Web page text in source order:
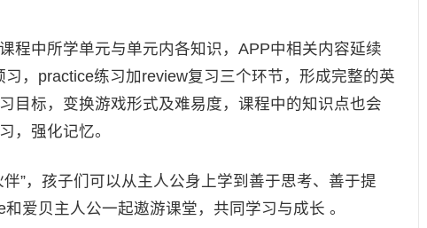
中所学单元与单元内各知识，APP中相关内容延续
，practice练习加review复习三个环节，形成完整的英
目标，变换游戏形式及难易度，课程中的知识点也会
，强化记忆。
，孩子们可以从主人公身上学到善于思考、善于提
爱贝主人公一起遨游课堂，共同学习与成长 。